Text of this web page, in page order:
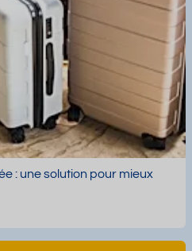
: une solution pour mieux